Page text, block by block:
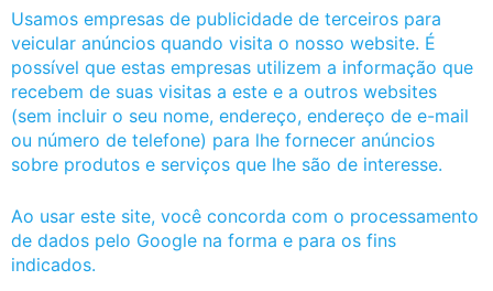
Usamos empresas de publicidade de terceiros para
veicular anúncios quando visita o nosso website. É
possível que estas empresas utilizem a informação que
recebem de suas visitas a este e a outros websites
(sem incluir o seu nome, endereço, endereço de e-mail
ou número de telefone) para lhe fornecer anúncios
sobre produtos e serviços que lhe são de interesse.
Ao usar este site, você concorda com o processamento
de dados pelo Google na forma e para os fins
indicados.